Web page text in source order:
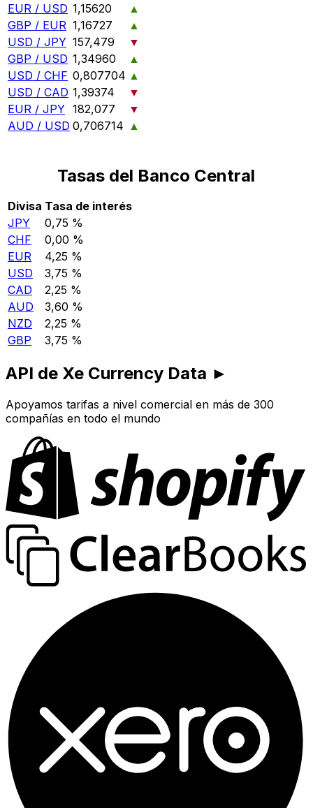
EUR / USD 1,15620
▲
GBP / EUR 1,16727
▲
USD / JPY 157,479
▼
GBP / USD 1,34960
▲
USD / CHF 0,807704 ▲
USD / CAD 1,39374
▼
EUR / JPY 182,077
▼
AUD / USD 0,706714 ▲
Tasas del Banco Central
Divisa Tasa de interés
JPY
0,75 %
CHF
0,00 %
EUR
4,25 %
USD
3,75 %
CAD
2,25 %
AUD
3,60 %
NZD
2,25 %
GBP
3,75 %
API de Xe Currency Data ►
Apoyamos tarifas a nivel comercial en más de 300
compañías en todo el mundo